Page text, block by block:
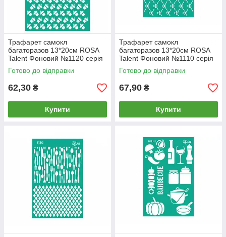
Трафарет самокл
багаторазов 13*20см ROSA
Talent Фоновий №1120 серія
Cake Delicious GPТ50046020
Готово до відправки
62,30 ₴
Купити
Трафарет самокл
багаторазов 13*20см ROSA
Talent Фоновий №1110 серія
Make your journey
GPТ50046016
Готово до відправки
67,90 ₴
Купити